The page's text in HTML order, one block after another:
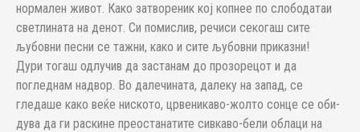
нормален живот. Како затвореник кој копнее по слободатаи
светлината на денот. Си помислив, речиси секогаш сите
љубовни песни се тажни, како и сите љубовни приказни!
Дури тогаш одлучив да застанам до прозорецот и да
погледнам надвор. Во далечината, далеку на запад, се
гледаше како веќе ниското, црвеникаво-жолто сонце се оби-
дува да ги раскине преостанатите сивкаво-бели облаци на